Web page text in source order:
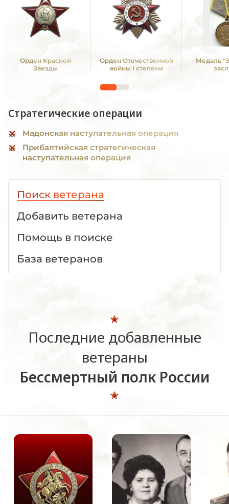
Орден Красной
Звезды
Орден Отечественной
войны I степени
Медаль
Стратегические операции
Мадонская наступательная операция
Прибалтийская стратегическая
наступательная операция
Поиск ветерана
Добавить ветерана
Помощь в поиске
База ветеранов
Последние добавленные
ветераны
Бессмертный полк России